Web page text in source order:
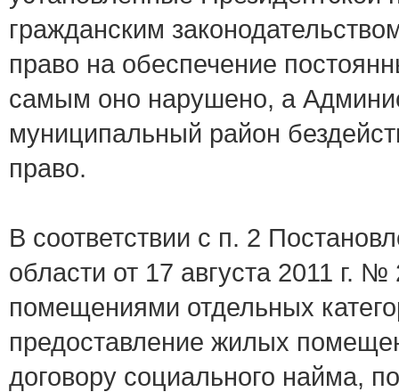
гражданским
право на обеспечение
самым оно нарушено, а
муниципальный район
право.
В соответствии с п. 2
области от 17 августа 2011 г.
помещениями отдельных
предоставление жилых
договору социального найма,